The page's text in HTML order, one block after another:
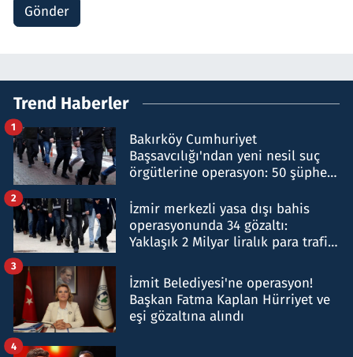
Gönder
Trend Haberler
Bakırköy Cumhuriyet
Başsavcılığı'ndan yeni nesil suç
örgütlerine operasyon: 50 şüpheli
1
İzmir merkezli yasa dışı bahis
operasyonunda 34 gözaltı:
Yaklaşık 2 Milyar liralık para trafiği
2
İzmit Belediyesi'ne operasyon!
Başkan Fatma Kaplan Hürriyet ve
eşi gözaltına alındı
3
4